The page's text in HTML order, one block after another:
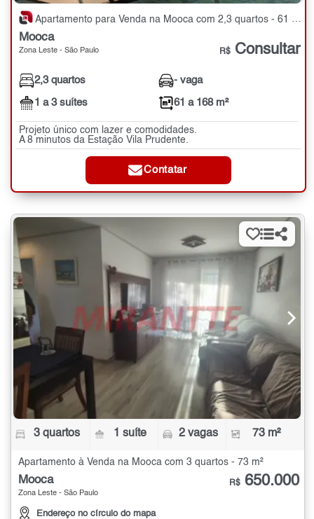
Apartamento para Venda na Mooca com 2,3 quartos - 61 a 168 m²
Mooca
Zona Leste - São Paulo R$ Consultar
2,3 quartos
1 a 3 suítes
- vaga
61 a 168 m²
Projeto único com lazer e comodidades.
A 8 minutos da Estação Vila Prudente.
Contatar
3 quartos 1 suíte 2 vagas 73 m²
Apartamento à Venda na Mooca com 3 quartos - 73 m²
Mooca
Zona Leste - São Paulo
Endereço no círculo do mapa
R$ 650.000